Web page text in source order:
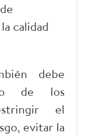
calidad
debe
de los
el
evitar la